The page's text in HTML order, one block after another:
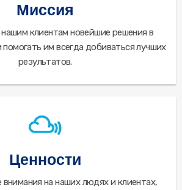
Миссия
клиентам новейшие решения в
им всегда добиваться лучших
результатов.
Ценности
на наших людях и клиентах,